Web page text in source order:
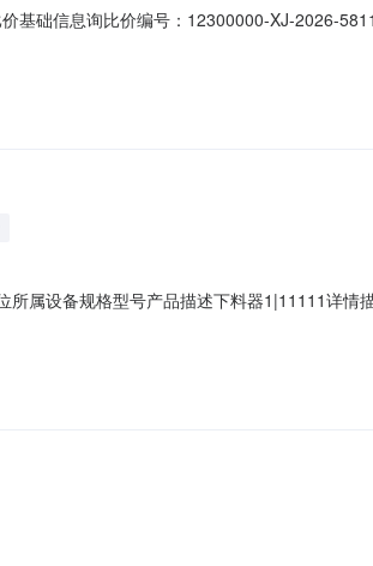
基础信息询比价编号：12300000-XJ-2026-
属设备规格型号产品描述下料器1|11111详情
间：2026-08-1112:00:00报价截止时间：2026-